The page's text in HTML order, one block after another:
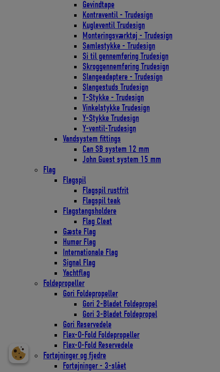
Gevindtape
Kontraventil - Trudesign
Kugleventil Trudesign
Monteringsværktøj - Trudesign
Samlestykke - Trudesign
Si til gennemføring Trudesign
Skroggennemføring Trudesign
Slangeadaptere - Trudesign
Slangestuds Trudesign
T-Stykke - Trudesign
Vinkelstykke Trudesign
Y-Stykke Trudesign
Y-ventil-Trudesign
Vandsystem fittings
Can SB system 12 mm
John Guest system 15 mm
Flag
Flagspil
Flagspil rustfrit
Flagspil teak
Flagstangsholdere
Flag Cleat
Gæste Flag
Humør Flag
Internationale Flag
Signal Flag
Yachtflag
Foldepropeller
Gori Foldepropeller
Gori 2-Bladet Foldepropel
Gori 3-Bladet Foldepropel
Gori Reservedele
Flex-O-Fold Foldepropeller
Flex-O-Fold Reservedele
Fortøjninger og fjedre
Fortøjninger - 3-slået